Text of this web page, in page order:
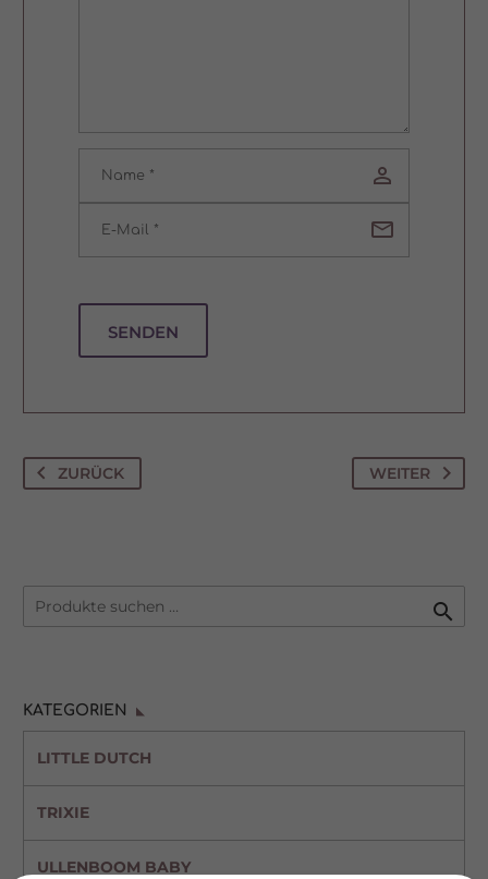
SENDEN
ZURÜCK WEITER

KATEGORIEN
LITTLE DUTCH
TRIXIE
ULLENBOOM BABY